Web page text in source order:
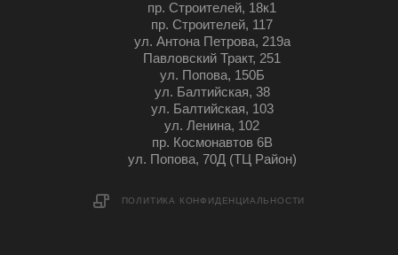
пр. Строителей, 18к1
пр. Строителей, 117
ул. Антона Петрова, 219а
Павловский Тракт, 251
ул. Попова, 150Б
ул. Балтийская, 38
ул. Балтийская, 103
ул. Ленина, 102
пр. Космонавтов 6В
ул. Попова, 70Д (ТЦ Район)
ПОЛИТИКА КОНФИДЕНЦИАЛЬНОСТИ